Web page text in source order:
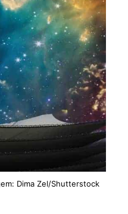
Dima Zel/Shutterstock